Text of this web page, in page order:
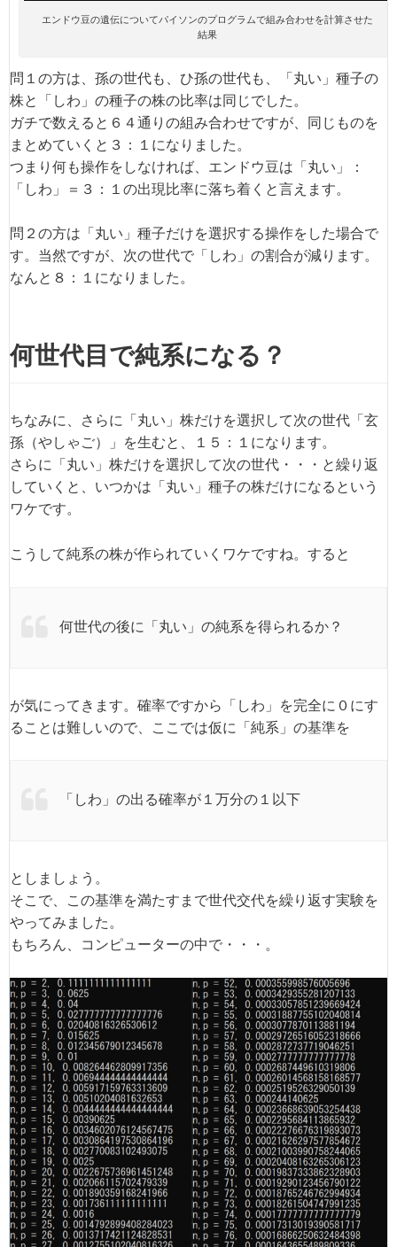
エンドウ豆の遺伝についてパイソンのプログラムで組み合わせを計算させた
結果
問１の方は、孫の世代も、ひ孫の世代も、「丸い」種子の
株と「しわ」の種子の株の比率は同じでした。
ガチで数えると６４通りの組み合わせですが、同じものを
まとめていくと３：１になりました。
つまり何も操作をしなければ、エンドウ豆は「丸い」：
「しわ」＝３：１の出現比率に落ち着くと言えます。
問２の方は「丸い」種子だけを選択する操作をした場合で
す。当然ですが、次の世代で「しわ」の割合が減ります。
なんと８：１になりました。
何世代目で純系になる？
ちなみに、さらに「丸い」株だけを選択して次の世代「玄
孫（やしゃご）」を生むと、１５：１になります。
さらに「丸い」株だけを選択して次の世代・・・と繰り返
していくと、いつかは「丸い」種子の株だけになるという
ワケです。
こうして純系の株が作られていくワケですね。すると
何世代の後に「丸い」の純系を得られるか？
が気にってきます。確率ですから「しわ」を完全に０にす
ることは難しいので、ここでは仮に「純系」の基準を
「しわ」の出る確率が１万分の１以下
としましょう。
そこで、この基準を満たすまで世代交代を繰り返す実験を
やってみました。
もちろん、コンピューターの中で・・・。